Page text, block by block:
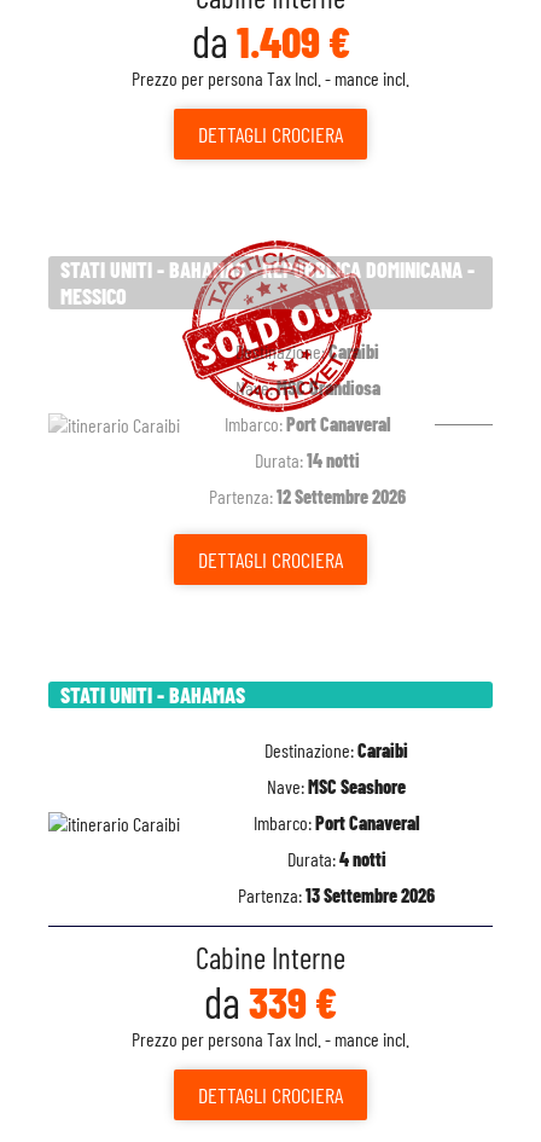
da 1.409 €
Prezzo per persona Tax Incl. - mance incl.
DETTAGLI CROCIERA
STATI UNITI - BAHAMAS - REPUBBLICA DOMINICANA -
MESSICO
Destinazione:Caraibi
Nave:MSC Grandiosa
Imbarco:Port Canaveral
Durata:14 notti
Partenza:12 Settembre 2026
DETTAGLI CROCIERA
STATI UNITI - BAHAMAS
Destinazione:Caraibi
Nave:MSC Seashore
Imbarco:Port Canaveral
Durata:4 notti
Partenza:13 Settembre 2026
Cabine Interne
da 339 €
Prezzo per persona Tax Incl. - mance incl.
DETTAGLI CROCIERA